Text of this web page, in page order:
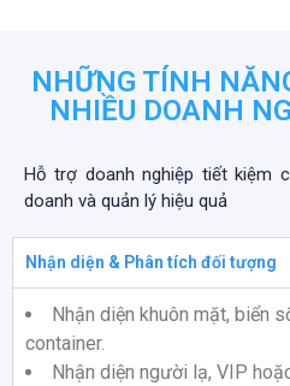
NHỮNG TÍNH
NHIỀU DOANH
Hỗ trợ doanh nghiệp tiết kiệm
doanh và quản lý hiệu quả
Nhận diện & Phân tích đối tượng
Nhận diện khuôn mặt, biển
container.
Nhận diện người lạ, VIP